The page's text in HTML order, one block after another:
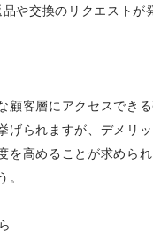
や交換のリクエスト
顧客層にアクセスでき
げられますが、デメリ
を高めることが求めら